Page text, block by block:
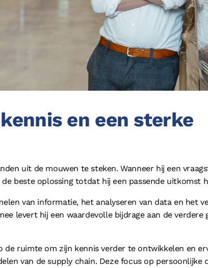
en een sterke
uit de mouwen te steken. Wanneer hij een
beste oplossing totdat hij een passende uitkomst
van informatie, het analyseren van data en het
levert hij een waardevolle bijdrage aan de verdere
de ruimte om zijn kennis verder te ontwikkelen en
van de supply chain. Deze focus op persoonlijke